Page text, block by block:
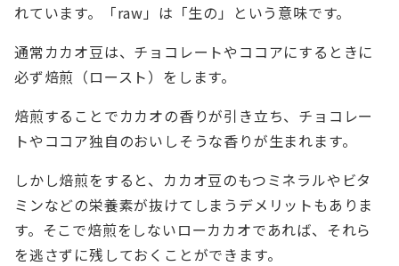
れています。「raw」は「生の」という意味です。
通常カカオ豆は、チョコレートやココアにするときに
必ず焙煎（ロースト）をします。
焙煎することでカカオの香りが引き立ち、チョコレー
トやココア独自のおいしそうな香りが生まれます。
しかし焙煎をすると、カカオ豆のもつミネラルやビタ
ミンなどの栄養素が抜けてしまうデメリットもありま
す。そこで焙煎をしないローカカオであれば、それら
を逃さずに残しておくことができます。